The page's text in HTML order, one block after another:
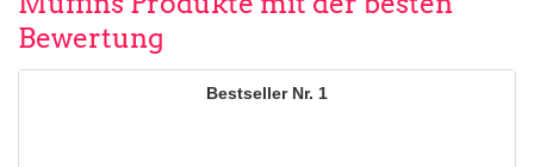
Bewertung
1